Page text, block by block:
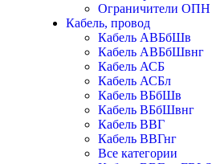
Ограничители ОПН
Кабель, провод
Кабель АВБбШв
Кабель АВБбШвнг
Кабель АСБ
Кабель АСБл
Кабель ВБбШв
Кабель ВБбШвнг
Кабель ВВГ
Кабель ВВГнг
Все категории